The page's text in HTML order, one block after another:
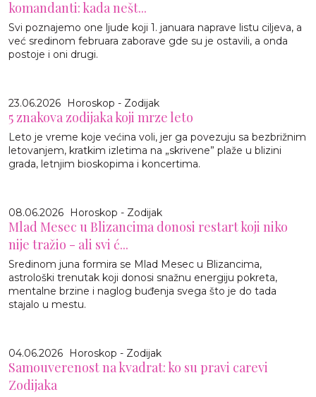
komandanti: kada nešt...
Svi poznajemo one ljude koji 1. januara naprave listu ciljeva, a
već sredinom februara zaborave gde su je ostavili, a onda
postoje i oni drugi.
23.06.2026 Horoskop - Zodijak
5 znakova zodijaka koji mrze leto
Leto je vreme koje većina voli, jer ga povezuju sa bezbrižnim
letovanjem, kratkim izletima na „skrivene” plaže u blizini
grada, letnjim bioskopima i koncertima.
08.06.2026 Horoskop - Zodijak
Mlad Mesec u Blizancima donosi restart koji niko
nije tražio - ali svi ć...
Sredinom juna formira se Mlad Mesec u Blizancima,
astrološki trenutak koji donosi snažnu energiju pokreta,
mentalne brzine i naglog buđenja svega što je do tada
stajalo u mestu.
04.06.2026 Horoskop - Zodijak
Samouverenost na kvadrat: ko su pravi carevi
Zodijaka